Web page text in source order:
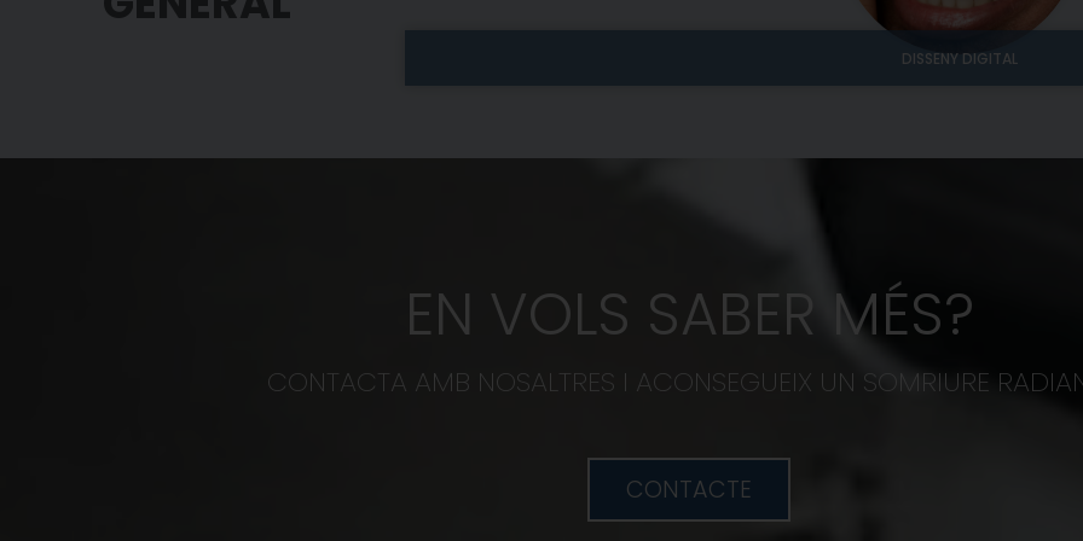
DISSENY DIGITAL
EN VOLS SABER MÉS?
CONTACTA AMB NOSALTRES I ACONSEGUEIX UN SOMRIURE
CONTACTE